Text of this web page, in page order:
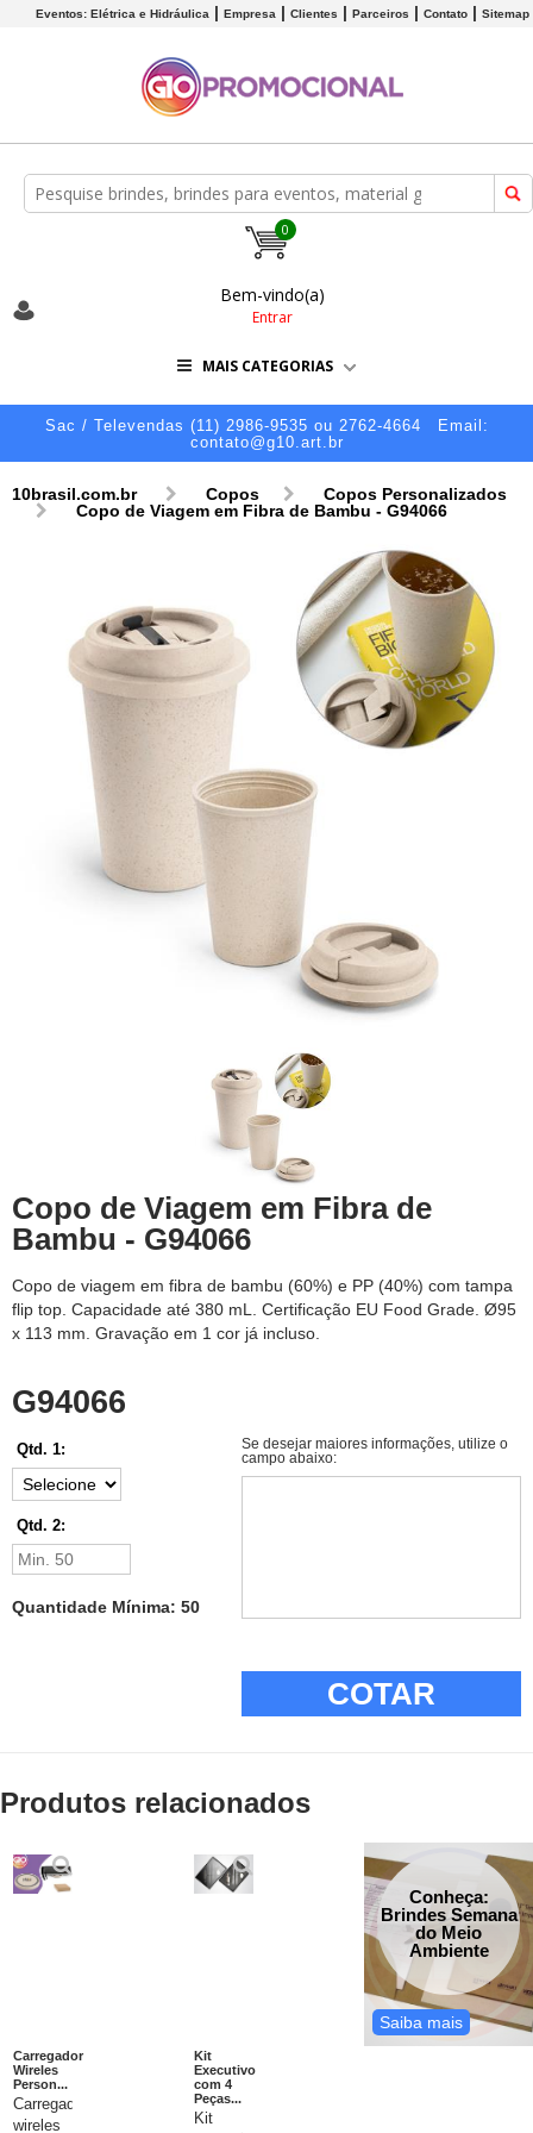
Eventos: Elétrica e Hidráulica Empresa Clientes Parceiros Contato Sitemap
0
Bem-vindo(a)
Entrar
MAIS CATEGORIAS
Sac / Televendas (11) 2986-9535 ou 2762-4664
Email:
contato@g10.art.br
10brasil.com.br Copos
Copos Personalizados
Copo de Viagem em Fibra de Bambu - G94066
Copo de Viagem em Fibra de
Bambu - G94066
Copo de viagem em fibra de bambu (60%) e PP (40%) com tampa
flip top. Capacidade até 380 mL. Certificação EU Food Grade. Ø95
x 113 mm. Gravação em 1 cor já incluso.
G94066
Qtd. 1:
Qtd. 2:
Quantidade Mínima: 50
Se desejar maiores informações, utilize o
campo abaixo:
COTAR
Produtos relacionados
Carregador
Wireles
Person...
Carregador
wireles
Kit
Executivo
com 4
Peças...
Kit
Conheça:
Brindes Semana
do Meio
Ambiente
Saiba mais